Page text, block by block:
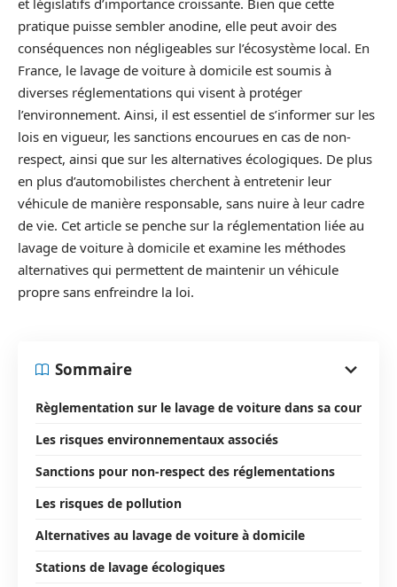
et législatifs d’importance croissante. Bien que cette
pratique puisse sembler anodine, elle peut avoir des
conséquences non négligeables sur l’écosystème local. En
France, le lavage de voiture à domicile est soumis à
diverses réglementations qui visent à protéger
l’environnement. Ainsi, il est essentiel de s’informer sur les
lois en vigueur, les sanctions encourues en cas de non-
respect, ainsi que sur les alternatives écologiques. De plus
en plus d’automobilistes cherchent à entretenir leur
véhicule de manière responsable, sans nuire à leur cadre
de vie. Cet article se penche sur la réglementation liée au
lavage de voiture à domicile et examine les méthodes
alternatives qui permettent de maintenir un véhicule
propre sans enfreindre la loi.
Sommaire
Règlementation sur le lavage de voiture dans sa cour
Les risques environnementaux associés
Sanctions pour non-respect des réglementations
Les risques de pollution
Alternatives au lavage de voiture à domicile
Stations de lavage écologiques